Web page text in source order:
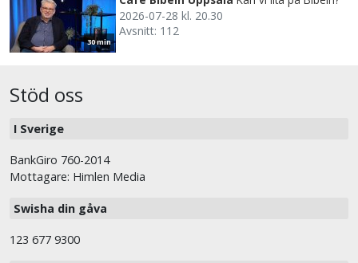
30 min
2026-07-28 kl. 20.30
Avsnitt: 112
Stöd oss
I Sverige
BankGiro 760-2014
Mottagare: Himlen Media
Swisha din gåva
123 677 9300